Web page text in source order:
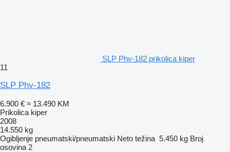
SLP Phv-182 prikolica kiper
11
SLP Phv-182
6.900 € ≈ 13.490 KM
Prikolica kiper
2008
14.550 kg
Ogibljenje pneumatski/pneumatski Neto težina 5.450 kg Broj
osovina 2